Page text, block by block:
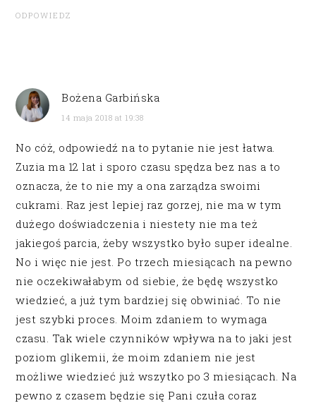
ODPOWIEDZ
Bożena Garbińska
14 maja 2018 at 19:38
No cóż, odpowiedź na to pytanie nie jest łatwa.
Zuzia ma 12 lat i sporo czasu spędza bez nas a to
oznacza, że to nie my a ona zarządza swoimi
cukrami. Raz jest lepiej raz gorzej, nie ma w tym
dużego doświadczenia i niestety nie ma też
jakiegoś parcia, żeby wszystko było super idealne.
No i więc nie jest. Po trzech miesiącach na pewno
nie oczekiwałabym od siebie, że będę wszystko
wiedzieć, a już tym bardziej się obwiniać. To nie
jest szybki proces. Moim zdaniem to wymaga
czasu. Tak wiele czynników wpływa na to jaki jest
poziom glikemii, że moim zdaniem nie jest
możliwe wiedzieć już wszytko po 3 miesiącach. Na
pewno z czasem będzie się Pani czuła coraz